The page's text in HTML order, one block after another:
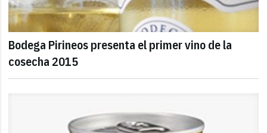
Bodega Pirineos presenta el primer vino de la
cosecha 2015